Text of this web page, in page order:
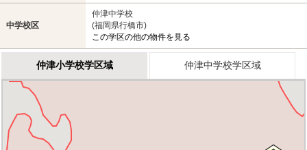
中学校区
仲津中学校
(福岡県行橋市)
この学区の他の物件を見る
仲津小学校学区域 仲津中学校学区域